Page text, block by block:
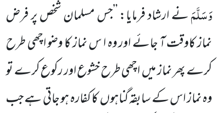
وَسَلَّمَنے ارشاد فرمایا: ’’جس مسلمان شخص پر فرض
نماز کاوقت آ جائے اور وہ ا س نماز کا وضو اچھی طرح
کرے پھر نماز میں اچھی طرح خشوع اور رکوع کرے تو
وہ نماز اس کے سابقہ گناہوں کا کفارہ ہو جاتی ہے جب